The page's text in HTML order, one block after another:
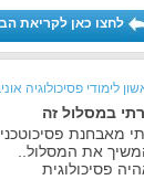
לחצו כאן לקריאת
לימודי פסיכולוגיה
במסלול זה
מאבחנת
את המסלול..
פסיכולוגית